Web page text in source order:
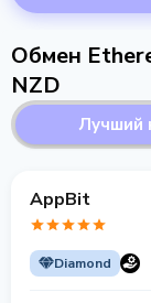
Обмен
NZD
Лучший
AppBit
Diamond